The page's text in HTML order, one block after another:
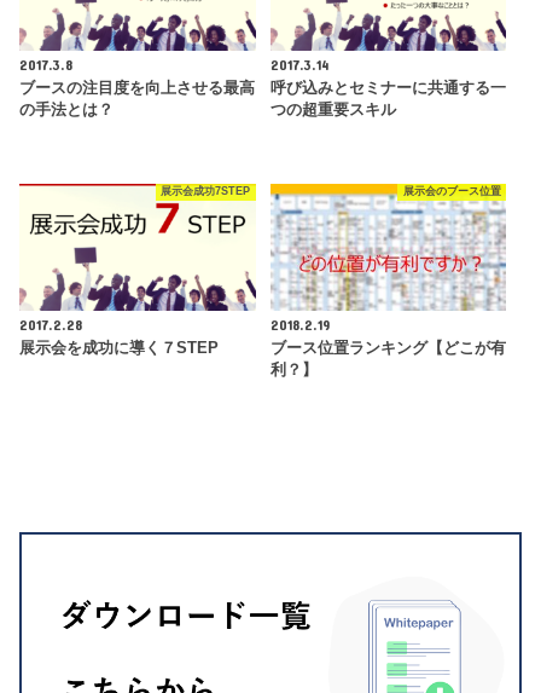
2017.3.8
ブースの注目度を向上させる最高
の手法とは？
2017.3.14
呼び込みとセミナーに共通する一
つの超重要スキル
展示会成功7STEP
2017.2.28
展示会を成功に導く７STEP
展示会のブース位置
2018.2.19
ブース位置ランキング【どこが有
利？】